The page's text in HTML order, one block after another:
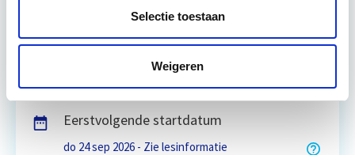
Selectie toestaan
Weigeren
18 lesdagen lesdag(en)
Eerstvolgende startdatum
do 24 sep 2026 - Zie lesinformatie